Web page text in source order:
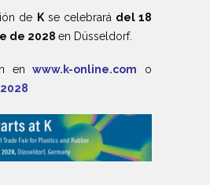
de Kse celebrará del 18
de 2028 en Düsseldorf.
enwww.k-online.com o
2028